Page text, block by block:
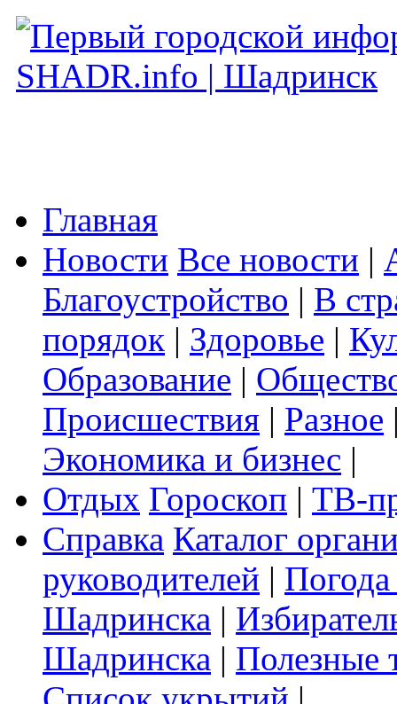
Главная
Новости Все новости |
Благоустройство | В
порядок | Здоровье |
Образование |
Происшествия | Разное
Экономика и бизнес |
Отдых Гороскоп | ТВ-
Справка Каталог
руководителей |
Шадринска |
Шадринска | Полезные